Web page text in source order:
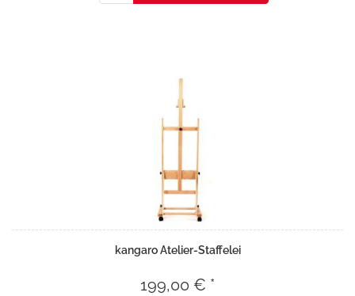
kangaro Atelier-Staffelei
199,00 € *